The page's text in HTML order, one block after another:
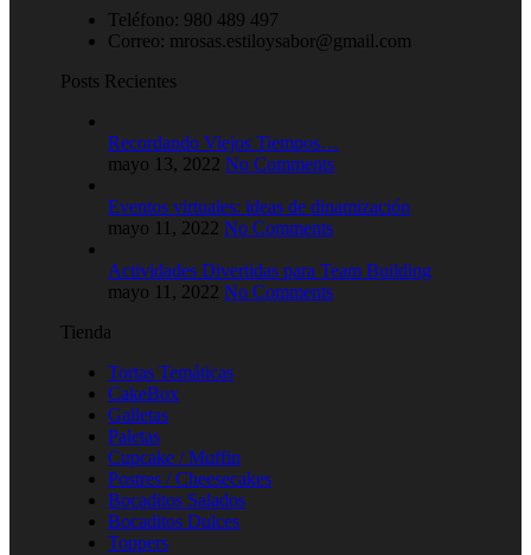
Teléfono: 980 489 497
Correo: mrosas.estiloysabor@gmail.com
Posts Recientes
Recordando Viejos Tiempos…
mayo 13, 2022 No Comments
Eventos virtuales: ideas de dinamización
mayo 11, 2022 No Comments
Actividades Divertidas para Team Building
mayo 11, 2022 No Comments
Tienda
Tortas Temáticas
CakeBox
Galletas
Paletas
Cupcake / Muffin
Postres / Cheesecakes
Bocaditos Salados
Bocaditos Dulces
Toppers